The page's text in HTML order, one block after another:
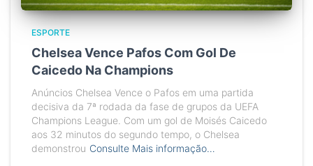
ESPORTE
Chelsea Vence Pafos Com Gol De
Caicedo Na Champions
Anúncios Chelsea Vence o Pafos em uma partida
decisiva da 7ª rodada da fase de grupos da UEFA
Champions League. Com um gol de Moisés Caicedo
aos 32 minutos do segundo tempo, o Chelsea
demonstrou Consulte Mais informação…